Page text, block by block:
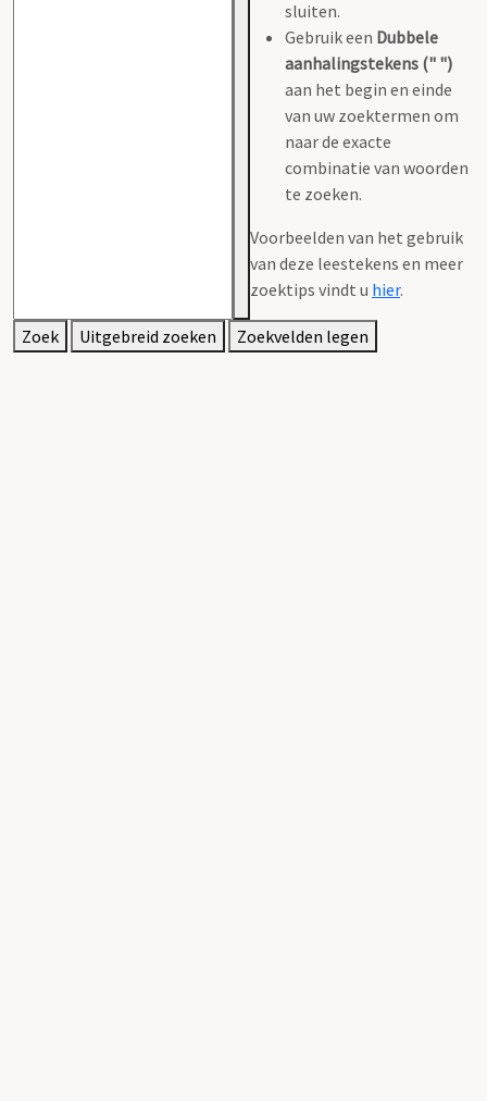
sluiten.
Gebruik een Dubbele
aanhalingstekens (" ")
aan het begin en einde
van uw zoektermen om
naar de exacte
combinatie van woorden
te zoeken.
Voorbeelden van het gebruik
van deze leestekens en meer
zoektips vindt u hier.
Zoek Uitgebreid zoeken Zoekvelden legen